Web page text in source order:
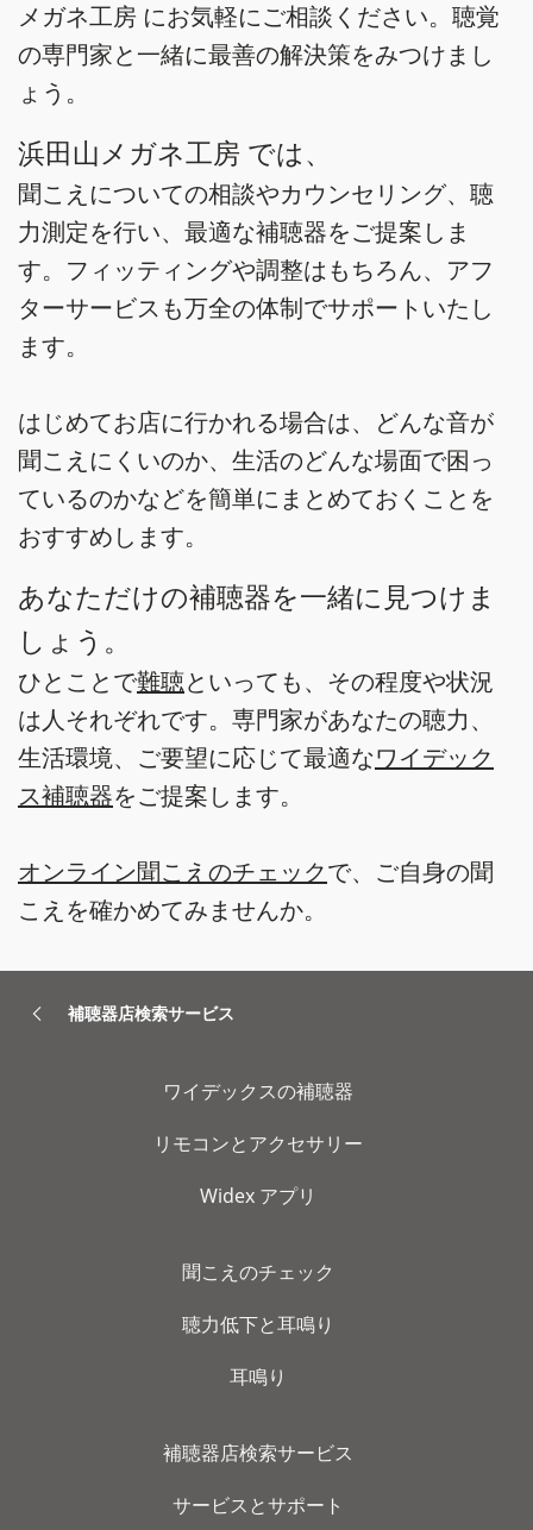
メガネ工房 にお気軽にご相談ください。聴覚
の専門家と一緒に最善の解決策をみつけまし
ょう。
浜田山メガネ工房 では、
聞こえについての相談やカウンセリング、聴
力測定を行い、最適な補聴器をご提案しま
す。フィッティングや調整はもちろん、アフ
ターサービスも万全の体制でサポートいたし
ます。
はじめてお店に行かれる場合は、どんな音が
聞こえにくいのか、生活のどんな場面で困っ
ているのかなどを簡単にまとめておくことを
おすすめします。
あなただけの補聴器を一緒に見つけま
しょう。
ひとことで難聴といっても、その程度や状況
は人それぞれです。専門家があなたの聴力、
生活環境、ご要望に応じて最適なワイデック
ス補聴器をご提案します。
オンライン聞こえのチェックで、ご自身の聞
こえを確かめてみませんか。
補聴器店検索サービス
ワイデックスの補聴器
リモコンとアクセサリー
Widex アプリ
聞こえのチェック
聴力低下と耳鳴り
耳鳴り
補聴器店検索サービス
サービスとサポート